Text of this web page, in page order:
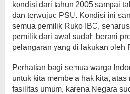
kondisi dari tahun 2005 sampai
dan terwujud PSU. Kondisi ini
semua pemilik Ruko IBC,
pemilik dari awal sudah berani
pelangaran yang di lakukan oleh
Perhatian bagi semua warga
untuk kita membela hak kita, atas
fasilitas umum, karena Negara